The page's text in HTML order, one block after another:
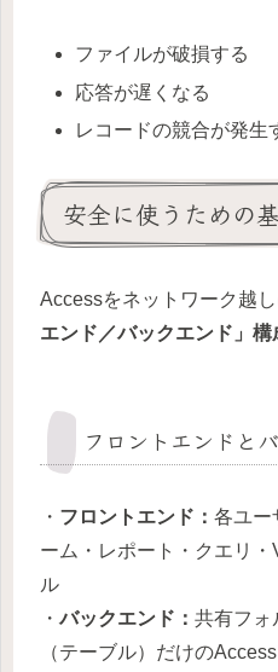
ファイルが破損する
応答が遅くなる
レコードの競合が発生
安全に使うための
Accessをネットワーク越し
エンド／バックエンド」構
フロントエンドと
・ フロントエンド： 各ユー
ーム・レポート・クエリ
ル
・バックエンド： 共有フォ
（テーブル）だけの